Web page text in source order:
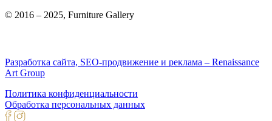
© 2016 – 2025, Furniture Gallery
Разработка сайта, SEO-продвижение и реклама – Renaissance
Art Group
Политика конфиденциальности
Обработка персональных данных